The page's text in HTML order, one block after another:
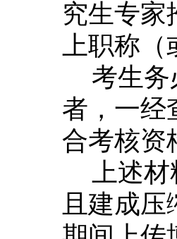
究生专家
上职称
考生
者，一经
合考核资
上述
且建成